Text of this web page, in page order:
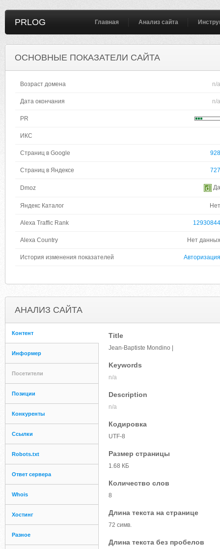
PRLOG Главная Анализ сайта
ОСНОВНЫЕ ПОКАЗАТЕЛИ САЙТА
Возраст домена n/a
Дата окончания n/a
PR
ИКС
Страниц в Google 928
Страниц в Яндексе 727
Dmoz Да
Яндекс Каталог Нет
Alexa Traffic Rank 12930844
Alexa Country Нет данных
История изменения показателей Авторизация
АНАЛИЗ САЙТА
Контент
Информер
Посетители
Позиции
Конкуренты
Ссылки
Robots.txt
Ответ сервера
Whois
Хостинг
Разное
Title
Jean-Baptiste Mondino |
Keywords
n/a
Description
n/a
Кодировка
UTF-8
Размер страницы
1.68 КБ
Количество слов
8
Длина текста на странице
72 симв.
Длина текста без пробелов